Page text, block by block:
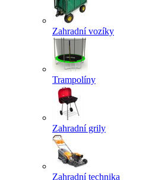
Zahradní vozíky
Trampolíny
Zahradní grily
Zahradní technika